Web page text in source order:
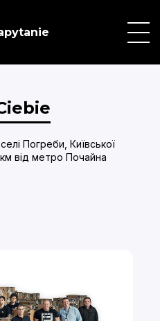
Погреби, Київської
км вiд метро Почайна